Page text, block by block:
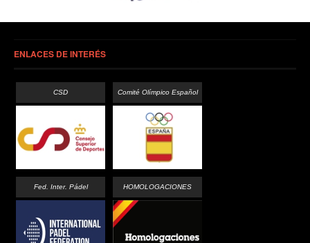
ENLACES DE INTERÉS
CSD Comité Olímpico Español
Fed. Inter. Pádel HOMOLOGACIONES